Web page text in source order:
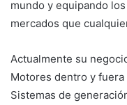
mundo y equipando
mercados que
Actualmente su
Motores dentro y
Sistemas de